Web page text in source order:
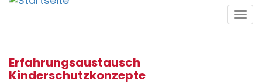
Direkt
Erfahrungsaustausch
Kinderschutzkonzepte